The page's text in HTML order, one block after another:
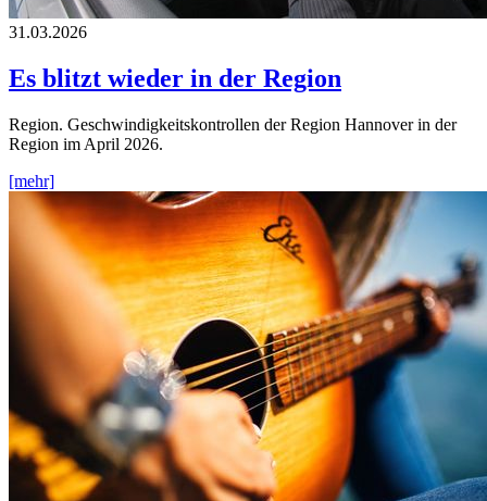
31.03.2026
Es blitzt wieder in der Region
Region. Geschwindigkeitskontrollen der Region Hannover in der
Region im April 2026.
[mehr]